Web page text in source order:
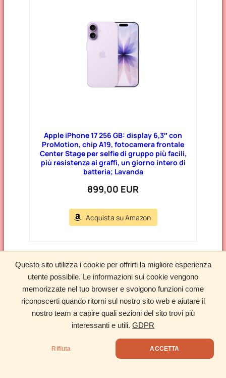
Questo sito utilizza i cookie per offrirti la migliore esperienza
utente possibile. Le informazioni sui cookie vengono
memorizzate nel tuo browser e svolgono funzioni come
riconoscerti quando ritorni sul nostro sito web e aiutare il
nostro team a capire quali sezioni del sito trovi più
interessanti e utili. GDPR
Rifiuta ACCETTA
Apple iPhone 17 256 GB: display 6,3″ con
ProMotion, chip A19, fotocamera frontale
Center Stage per selfie di gruppo più facili,
più resistenza ai graffi, un giorno intero di
batteria; Lavanda
899,00 EUR
Acquista su Amazon
Pin Interessanti
Seguimi su Facebook